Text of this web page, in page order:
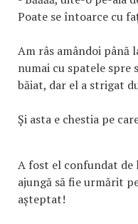
Poate se întoarce cu
Am râs amândoi până
numai cu spatele spre
băiat, dar el a strigat
Și asta e chestia pe
A fost el confundat de
ajungă să fie urmărit
așteptat!